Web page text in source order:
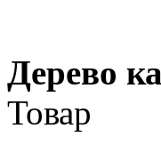
Дерево
Товар